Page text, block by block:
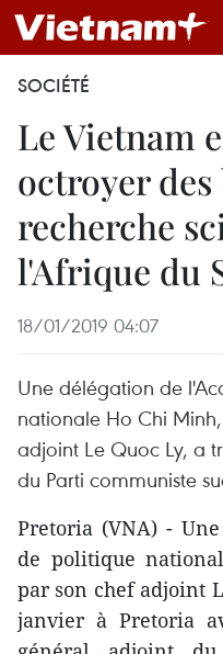
SOCIÉTÉ
Le Vietnam
octroyer des
recherche
l'Afrique du
18/01/2019 04:07
Une délégation de
nationale Ho Chi
adjoint Le Quoc Ly, a
du Parti communiste
Pretoria (VNA) -
de politique
par son chef adjoint
janvier à Pretoria